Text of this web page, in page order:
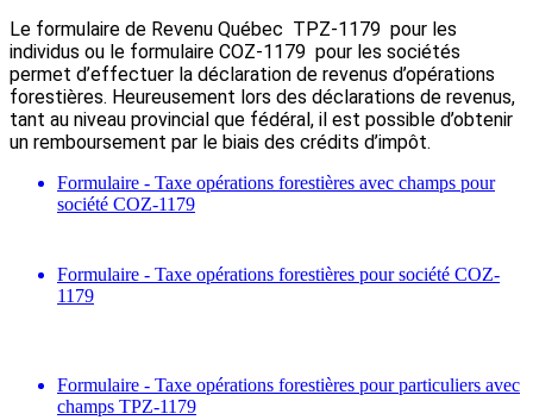
Le formulaire de Revenu Québec TPZ-1179 pour les
individus ou le formulaire COZ-1179 pour les sociétés
permet d’effectuer la déclaration de revenus d’opérations
forestières. Heureusement lors des déclarations de revenus,
tant au niveau provincial que fédéral, il est possible d’obtenir
un remboursement par le biais des crédits d’impôt.
Formulaire - Taxe opérations forestières avec champs pour
société COZ-1179
Formulaire - Taxe opérations forestières pour société COZ-
1179
Formulaire - Taxe opérations forestières pour particuliers avec
champs TPZ-1179